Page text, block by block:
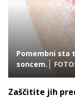
Pomembni sta
soncem.
Zaščitite jih